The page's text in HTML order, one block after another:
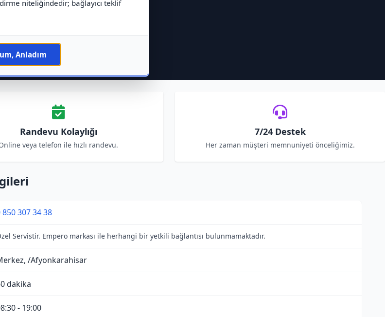
niteliğindedir; bağlayıcı teklif
Anladım
Randevu Kolaylığı
veya telefon ile hızlı randevu.
7/24 Destek
Her zaman müşteri memnuniyeti önceliğimiz.
850 307 34 38
Servistir. Empero markası ile herhangi bir yetkili bağlantısı bulunmamaktadır.
/Afyonkarahisar
dakika
- 19:00